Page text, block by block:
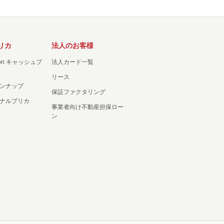
カ
キャッシュプ
ナップ
ルプリカ
法人のお客様
法人カード一覧
リース
保証ファクタリング
事業者向け不動産担保ロー
ン